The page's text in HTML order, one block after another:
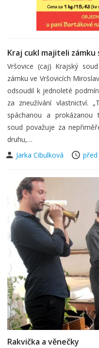
Kraj cukl majiteli
Vršovice (caj) Krajský
zámku ve Vršovicích
odsoudil k jednoleté
za zneužívání vlastnictví.
spáchanou a prokázanou
soud považuje za
druhu,…
Jarka Cibulková
Rakvička a věnečky